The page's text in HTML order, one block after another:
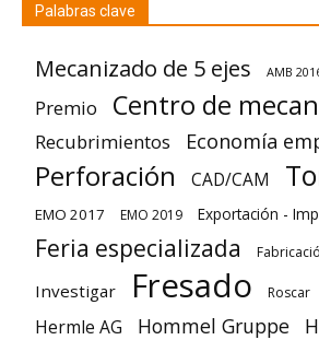
Palabras clave
Mecanizado de 5 ejes AMB
Premio Centro de
Recubrimientos Economía
Perforación CAD/CAM
EMO 2017 EMO 2019 Exportación -
Feria especializada
Investigar Fresado Roscar
Hermle AG Hommel Gruppe